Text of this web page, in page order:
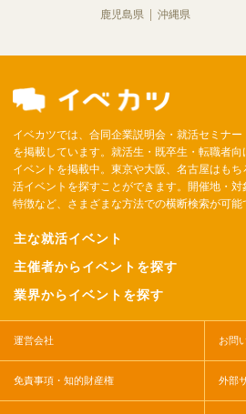
鹿児島県
沖縄県
イベカツでは、合同企業説明会・就活セミナー
を掲載しています。就活生・既卒生・転職者
イベントを掲載中。東京や大阪、名古屋はも
活イベントを探すことができます。開催地・対
特徴など、さまざまな方法での横断検索が可能
主な就活イベント
主催者からイベントを探す
業界からイベントを探す
運営会社 お問
免責事項・知的財産権 外部